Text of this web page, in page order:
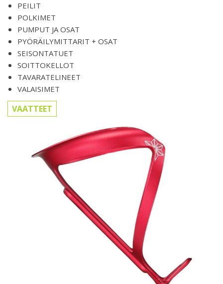
PEILIT
POLKIMET
PUMPUT JA OSAT
PYÖRÄILYMITTARIT + OSAT
SEISONTATUET
SOITTOKELLOT
TAVARATELINEET
VALAISIMET
VAATTEET